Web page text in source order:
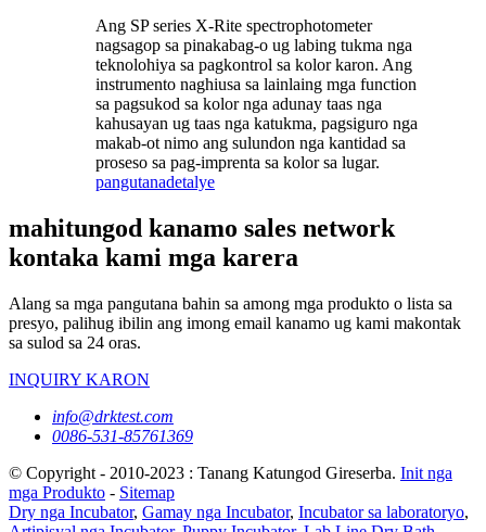
Ang SP series X-Rite spectrophotometer
nagsagop sa pinakabag-o ug labing tukma nga
teknolohiya sa pagkontrol sa kolor karon. Ang
instrumento naghiusa sa lainlaing mga function
sa pagsukod sa kolor nga adunay taas nga
kahusayan ug taas nga katukma, pagsiguro nga
makab-ot nimo ang sulundon nga kantidad sa
proseso sa pag-imprenta sa kolor sa lugar.
pangutanadetalye
mahitungod kanamo sales network
kontaka kami mga karera
Alang sa mga pangutana bahin sa among mga produkto o lista sa
presyo, palihug ibilin ang imong email kanamo ug kami makontak
sa sulod sa 24 oras.
INQUIRY KARON
info@drktest.com
0086-531-85761369
© Copyright - 2010-2023 : Tanang Katungod Gireserba. Init nga
mga Produkto - Sitemap
Dry nga Incubator, Gamay nga Incubator, Incubator sa laboratoryo,